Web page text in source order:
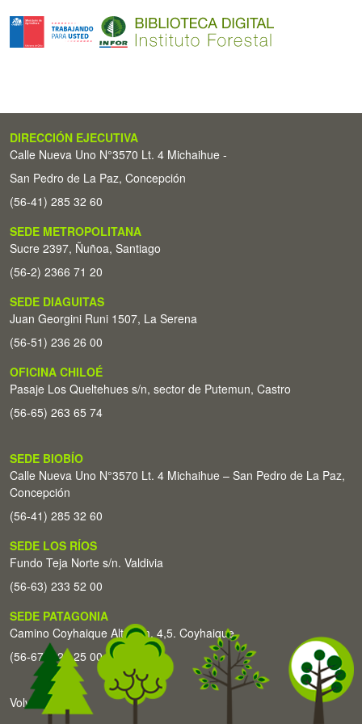
DIRECCIÓN EJECUTIVA
Calle Nueva Uno N°3570 Lt. 4 Michaihue -
San Pedro de La Paz, Concepción
(56-41) 285 32 60
SEDE METROPOLITANA
Sucre 2397, Ñuñoa, Santiago
(56-2) 2366 71 20
SEDE DIAGUITAS
Juan Georgini Runi 1507, La Serena
(56-51) 236 26 00
OFICINA CHILOÉ
Pasaje Los Queltehues s/n, sector de Putemun, Castro
(56-65) 263 65 74
SEDE BIOBÍO
Calle Nueva Uno N°3570 Lt. 4 Michaihue – San Pedro de La Paz,
Concepción
(56-41) 285 32 60
SEDE LOS RÍOS
Fundo Teja Norte s/n. Valdivia
(56-63) 233 52 00
SEDE PATAGONIA
Camino Coyhaique Alto Km. 4,5. Coyhaique
(56-67) 226 25 00
Volver arriba